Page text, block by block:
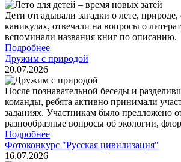
Дети отгадывали загадки о лете,
каникулах, отвечали на вопросы о
вспоминали названия книг по описанию.
Подробнее
Дружим с природой
20.07.2026
После познавательной беседы и
команды, ребята активно принимали
заданиях. Участникам было предложено
разнообразные вопросы об экологии,
Подробнее
Фотоконкурс "Русская цивилизация"
16.07.2026